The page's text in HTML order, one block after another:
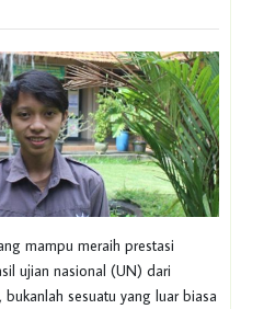
mampu meraih prestasi
ujian nasional (UN) dari
sesuatu yang luar biasa